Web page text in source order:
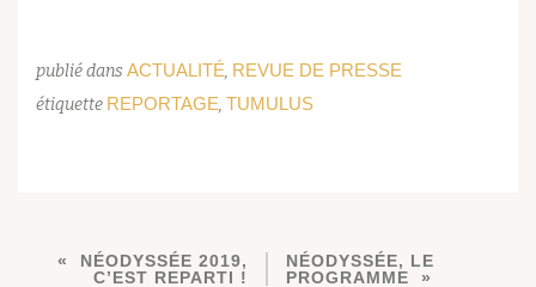
publié dans ACTUALITÉ, REVUE DE PRESSE
étiquette REPORTAGE, TUMULUS
NÉODYSSÉE 2019,
C’EST REPARTI !
NÉODYSSÉE, LE
PROGRAMME